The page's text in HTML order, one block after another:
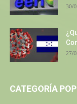
30/
27/
CATEGORÍA